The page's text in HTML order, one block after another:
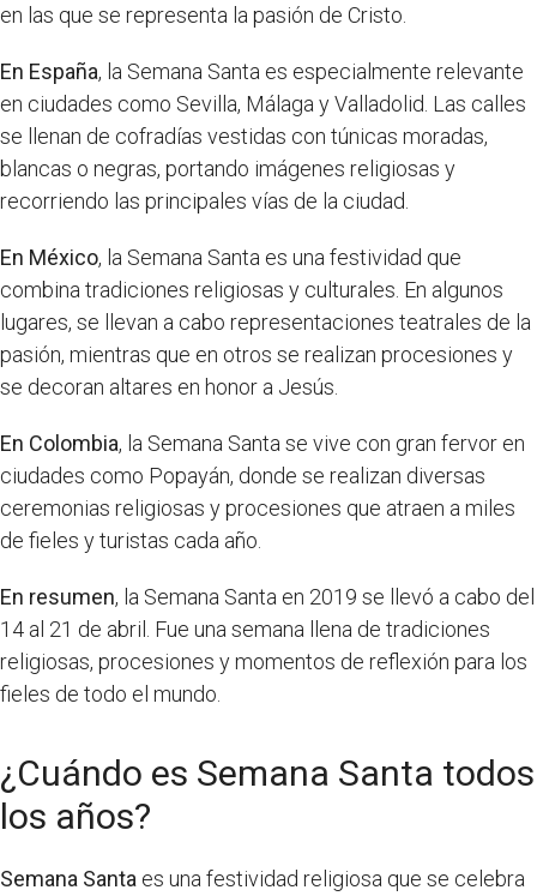
en las que se representa la pasión de Cristo.
En España, la Semana Santa es especialmente relevante
en ciudades como Sevilla, Málaga y Valladolid. Las calles
se llenan de cofradías vestidas con túnicas moradas,
blancas o negras, portando imágenes religiosas y
recorriendo las principales vías de la ciudad.
En México, la Semana Santa es una festividad que
combina tradiciones religiosas y culturales. En algunos
lugares, se llevan a cabo representaciones teatrales de la
pasión, mientras que en otros se realizan procesiones y
se decoran altares en honor a Jesús.
En Colombia, la Semana Santa se vive con gran fervor en
ciudades como Popayán, donde se realizan diversas
ceremonias religiosas y procesiones que atraen a miles
de fieles y turistas cada año.
En resumen, la Semana Santa en 2019 se llevó a cabo del
14 al 21 de abril. Fue una semana llena de tradiciones
religiosas, procesiones y momentos de reflexión para los
fieles de todo el mundo.
¿Cuándo es Semana Santa todos
los años?
Semana Santa es una festividad religiosa que se celebra